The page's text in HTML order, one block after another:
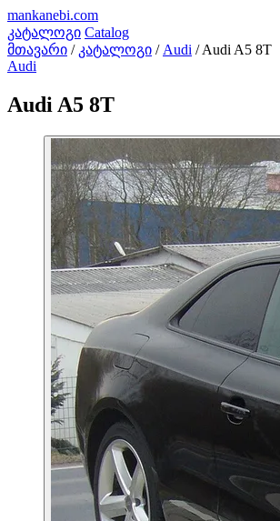
mankanebi.com
კატალოგი Catalog
მთავარი / კატალოგი / Audi / Audi A5 8T
Audi
Audi A5 8T